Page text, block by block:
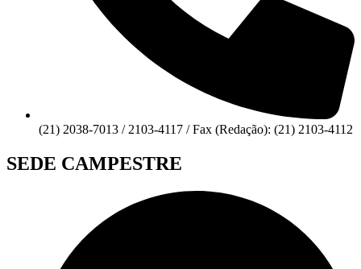
(21) 2038-7013 / 2103-4117 / Fax (Redação): (21) 2103-4112
SEDE CAMPESTRE